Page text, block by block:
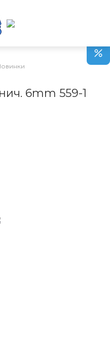
6mm 559-1